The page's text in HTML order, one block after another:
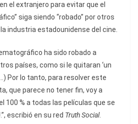
el extranjero para evitar que el
siga siendo “robado” por otros
industria estadounidense del cine.
ha sido robado a
países, como si le quitaran ‘un
Por lo tanto, para resolver este
que parece no tener fin, voy a
100 % a todas las películas que se
escribió en su red Truth Social.